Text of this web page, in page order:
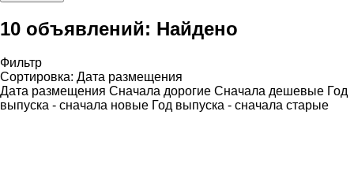
10 объявлений: Найдено
Фильтр
Сортировка: Дата размещения
Дата размещения Сначала дорогие Сначала дешевые Год
выпуска - сначала новые Год выпуска - сначала старые